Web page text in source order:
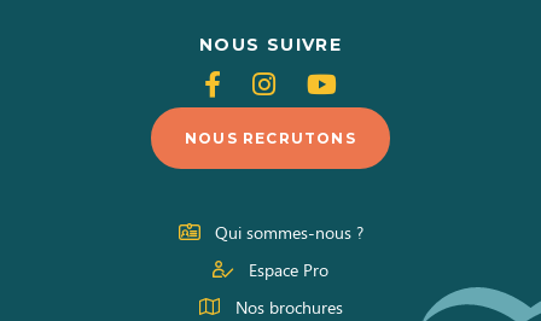
NOUS SUIVRE
Suivez-
nous
sur
Facebook
Suivez-
nous
sur
Instagram
Suivez-
nous
sur
Youtube
NOUS RECRUTONS
Qui sommes-nous ?
Espace Pro
Nos brochures